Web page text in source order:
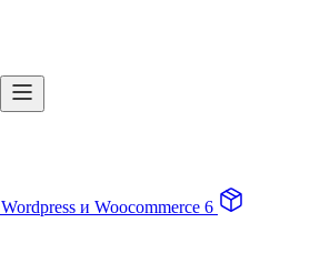
Wordpress и Woocommerce 6